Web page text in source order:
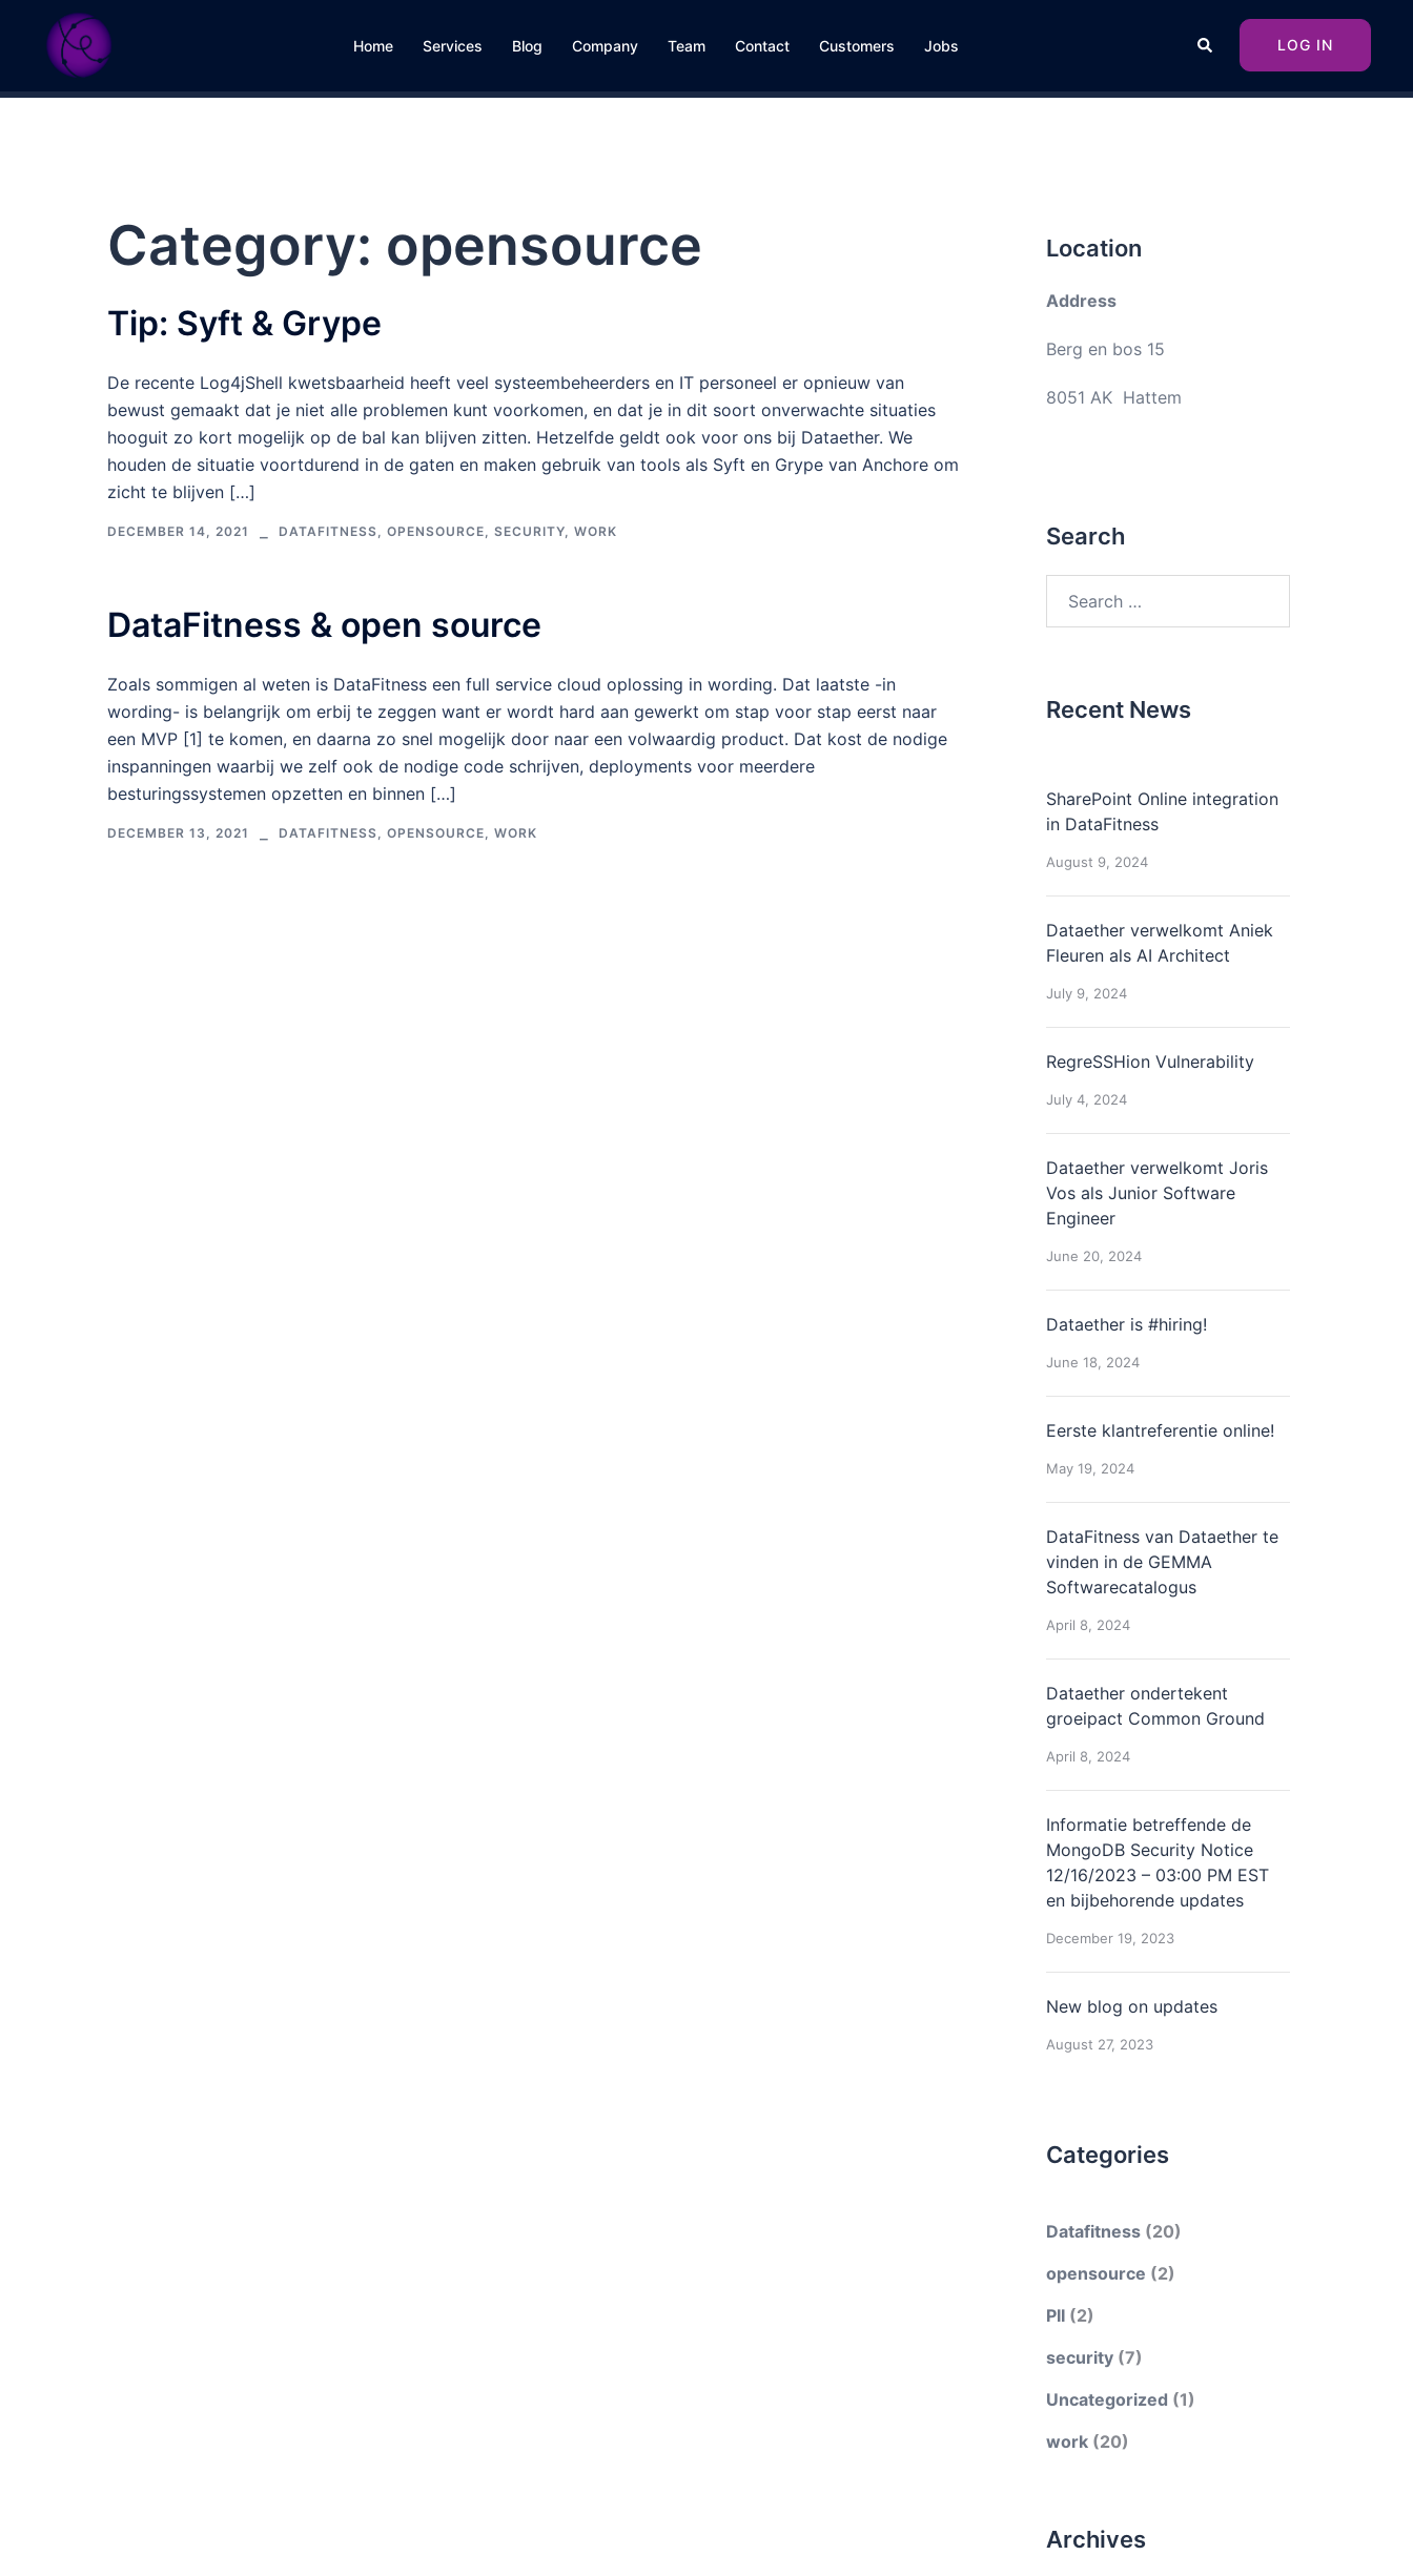
content
Home Services Blog Company Team Contact Customers Jobs Search LOG IN
Category: opensource
Tip: Syft & Grype
De recente Log4jShell kwetsbaarheid heeft veel systeembeheerders en IT personeel er opnieuw van
bewust gemaakt dat je niet alle problemen kunt voorkomen, en dat je in dit soort onverwachte situaties
hooguit zo kort mogelijk op de bal kan blijven zitten. Hetzelfde geldt ook voor ons bij Dataether. We
houden de situatie voortdurend in de gaten en maken gebruik van tools als Syft en Grype van Anchore om
zicht te blijven […]
DECEMBER 14, 2021 DATAFITNESS OPENSOURCE SECURITY WORK
DataFitness & open source
Zoals sommigen al weten is DataFitness een full service cloud oplossing in wording. Dat laatste -in
wording- is belangrijk om erbij te zeggen want er wordt hard aan gewerkt om stap voor stap eerst naar
een MVP [1] te komen, en daarna zo snel mogelijk door naar een volwaardig product. Dat kost de nodige
inspanningen waarbij we zelf ook de nodige code schrijven, deployments voor meerdere
besturingssystemen opzetten en binnen […]
DECEMBER 13, 2021 DATAFITNESS OPENSOURCE WORK
Location
Address
Berg en bos 15
8051 AK Hattem
Search
for:
Recent News
SharePoint Online integration
in DataFitness
August 9, 2024
Dataether verwelkomt Aniek
Fleuren als AI Architect
July 9, 2024
RegreSSHion Vulnerability
July 4, 2024
Dataether verwelkomt Joris
Vos als Junior Software
Engineer
June 20, 2024
Dataether is #hiring!
June 18, 2024
Eerste klantreferentie online!
May 19, 2024
DataFitness van Dataether te
vinden in de GEMMA
Softwarecatalogus
April 8, 2024
Dataether ondertekent
groeipact Common Ground
April 8, 2024
Informatie betreffende de
MongoDB Security Notice
12/16/2023 – 03:00 PM EST
en bijbehorende updates
December 19, 2023
New blog on updates
August 27, 2023
Categories
Datafitness(20)
opensource (2)
PII(2)
security(7)
Uncategorized (1)
work(20)
Archives